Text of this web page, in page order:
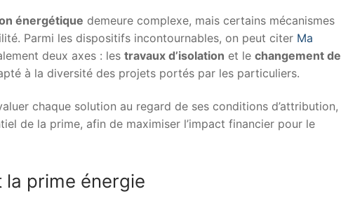
énergétique demeure complexe, mais certains mécanismes
Parmi les dispositifs incontournables, on peut citer Ma
deux axes : les travaux d’isolation et le changement de
à la diversité des projets portés par les particuliers.
chaque solution au regard de ses conditions d’attribution,
de la prime, afin de maximiser l’impact financier pour le
la prime énergie